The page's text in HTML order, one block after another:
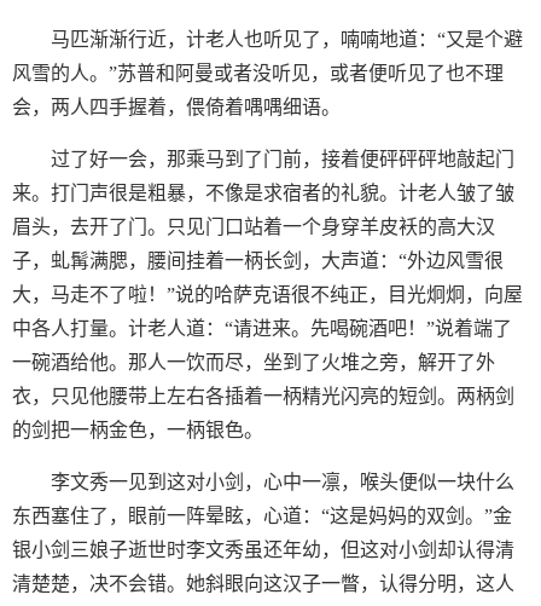
马匹渐渐行近，计老人也听见了，喃喃地道：“又是个避
风雪的人。”苏普和阿曼或者没听见，或者便听见了也不理
会，两人四手握着，偎倚着喁喁细语。
过了好一会，那乘马到了门前，接着便砰砰砰地敲起门
来。打门声很是粗暴，不像是求宿者的礼貌。计老人皱了皱
眉头，去开了门。只见门口站着一个身穿羊皮袄的高大汉
子，虬髯满腮，腰间挂着一柄长剑，大声道：“外边风雪很
大，马走不了啦！”说的哈萨克语很不纯正，目光炯炯，向屋
中各人打量。计老人道：“请进来。先喝碗酒吧！”说着端了
一碗酒给他。那人一饮而尽，坐到了火堆之旁，解开了外
衣，只见他腰带上左右各插着一柄精光闪亮的短剑。两柄剑
的剑把一柄金色，一柄银色。
李文秀一见到这对小剑，心中一凛，喉头便似一块什么
东西塞住了，眼前一阵晕眩，心道：“这是妈妈的双剑。”金
银小剑三娘子逝世时李文秀虽还年幼，但这对小剑却认得清
清楚楚，决不会错。她斜眼向这汉子一瞥，认得分明，这人